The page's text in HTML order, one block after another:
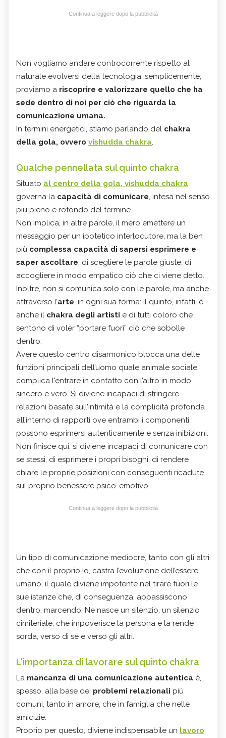
Continua a leggere dopo la pubblicità
Non vogliamo andare controcorrente rispetto al
naturale evolversi della tecnologia; semplicemente,
proviamo a riscoprire e valorizzare quello che ha
sede dentro di noi per ciò che riguarda la
comunicazione umana.
In termini energetici, stiamo parlando del chakra
della gola, ovvero vishudda chakra.
Qualche pennellata sul quinto chakra
Situato al centro della gola, vishudda chakra
governa la capacità di comunicare, intesa nel senso
più pieno e rotondo del termine.
Non implica, in altre parole, il mero emettere un
messaggio per un ipotetico interlocutore, ma la ben
più complessa capacità di sapersi esprimere e
saper ascoltare, di scegliere le parole giuste, di
accogliere in modo empatico ciò che ci viene detto.
Inoltre, non si comunica solo con le parole, ma anche
attraverso l’arte, in ogni sua forma: il quinto, infatti, è
anche il chakra degli artisti e di tutti coloro che
sentono di voler “portare fuori” ciò che sobolle
dentro.
Avere questo centro disarmonico blocca una delle
funzioni principali dell’uomo quale animale sociale:
complica l'entrare in contatto con l’altro in modo
sincero e vero. Si diviene incapaci di stringere
relazioni basate sull’intimità e la complicità profonda
all’interno di rapporti ove entrambi i componenti
possono esprimersi autenticamente e senza inibizioni.
Non finisce qui: si diviene incapaci di comunicare con
se stessi, di esprimere i propri bisogni, di rendere
chiare le proprie posizioni con conseguenti ricadute
sul proprio benessere psico-emotivo.
Continua a leggere dopo la pubblicità
Un tipo di comunicazione mediocre, tanto con gli altri
che con il proprio Io, castra l’evoluzione dell’essere
umano, il quale diviene impotente nel tirare fuori le
sue istanze che, di conseguenza, appassiscono
dentro, marcendo. Ne nasce un silenzio, un silenzio
cimiteriale, che impoverisce la persona e la rende
sorda, verso di sé e verso gli altri.
L'importanza di lavorare sul quinto chakra
La mancanza di una comunicazione autentica è,
spesso, alla base dei problemi relazionali più
comuni, tanto in amore, che in famiglia che nelle
amicizie.
Proprio per questo, diviene indispensabile un lavoro